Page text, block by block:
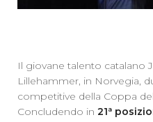
Il giovane talento catalano
Lillehammer, in Norvegia,
competitive della Coppa
Concludendo in 21ª